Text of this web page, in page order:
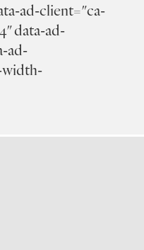
ad-client="ca-
data-ad-
ad-
width-